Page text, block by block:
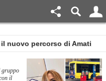
nuovo percorso di Amati
gruppo
il